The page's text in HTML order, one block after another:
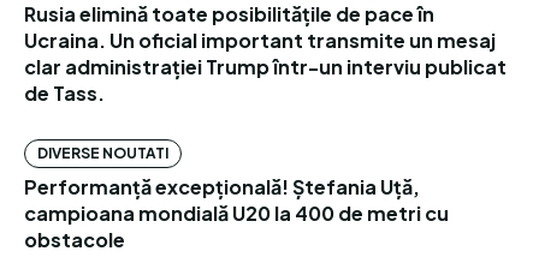
Rusia elimină toate posibilitățile de pace în
Ucraina. Un oficial important transmite un mesaj
clar administrației Trump într-un interviu publicat
de Tass.
DIVERSE NOUTATI
Performanță excepțională! Ștefania Uță,
campioana mondială U20 la 400 de metri cu
obstacole